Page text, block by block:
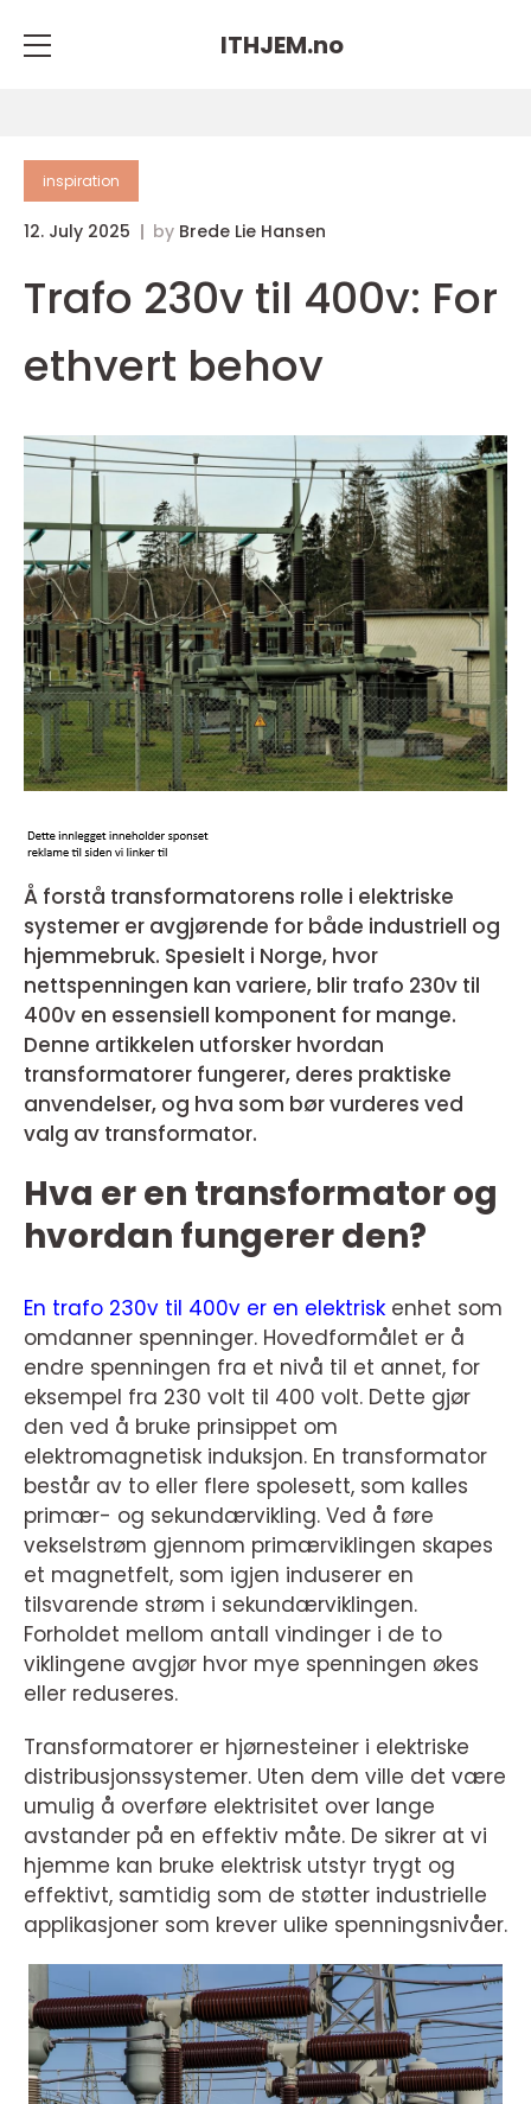
ITHJEM.no
inspiration
12. July 2025 by Brede Lie Hansen
Trafo 230v til 400v: For
ethvert behov
Å forstå transformatorens rolle i elektriske
systemer er avgjørende for både industriell og
hjemmebruk. Spesielt i Norge, hvor
nettspenningen kan variere, blir trafo 230v til
400v en essensiell komponent for mange.
Denne artikkelen utforsker hvordan
transformatorer fungerer, deres praktiske
anvendelser, og hva som bør vurderes ved
valg av transformator.
Hva er en transformator og
hvordan fungerer den?
En trafo 230v til 400v er en elektrisk enhet som
omdanner spenninger. Hovedformålet er å
endre spenningen fra et nivå til et annet, for
eksempel fra 230 volt til 400 volt. Dette gjør
den ved å bruke prinsippet om
elektromagnetisk induksjon. En transformator
består av to eller flere spolesett, som kalles
primær- og sekundærvikling. Ved å føre
vekselstrøm gjennom primærviklingen skapes
et magnetfelt, som igjen induserer en
tilsvarende strøm i sekundærviklingen.
Forholdet mellom antall vindinger i de to
viklingene avgjør hvor mye spenningen økes
eller reduseres.
Transformatorer er hjørnesteiner i elektriske
distribusjonssystemer. Uten dem ville det være
umulig å overføre elektrisitet over lange
avstander på en effektiv måte. De sikrer at vi
hjemme kan bruke elektrisk utstyr trygt og
effektivt, samtidig som de støtter industrielle
applikasjoner som krever ulike spenningsnivåer.